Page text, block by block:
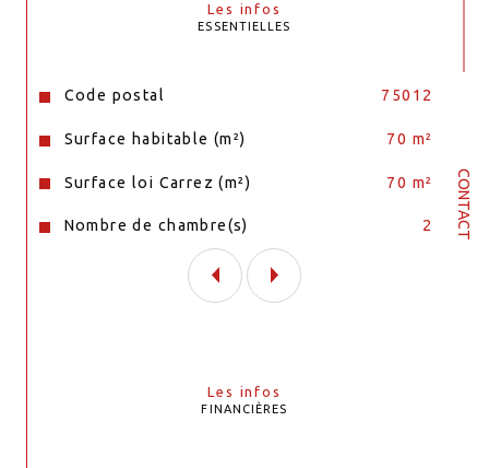
CONTACT
Les infos
ESSENTIELLES
Caractéristiques Valeurs
Code postal 75012
Surface habitable (m²) 70 m²
Surface loi Carrez (m²) 70 m²
Nombre de chambre(s) 2
Particulièrement EXCEPTIONNEL par son
emplacement, sa distribution, sa vue, son calme
Les infos
FINANCIÈRES